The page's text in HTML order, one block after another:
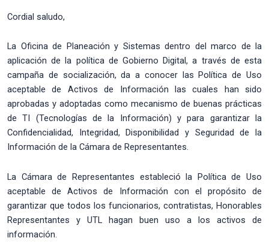
Cordial saludo,
La Oficina de Planeación y Sistemas dentro del marco de la
aplicación de la política de Gobierno Digital, a través de esta
campaña de socialización, da a conocer las Política de Uso
aceptable de Activos de Información las cuales han sido
aprobadas y adoptadas como mecanismo de buenas prácticas
de TI (Tecnologías de la Información) y para garantizar la
Confidencialidad, Integridad, Disponibilidad y Seguridad de la
Información de la Cámara de Representantes.
La Cámara de Representantes estableció la Política de Uso
aceptable de Activos de Información con el propósito de
garantizar que todos los funcionarios, contratistas, Honorables
Representantes y UTL hagan buen uso a los activos de
información.